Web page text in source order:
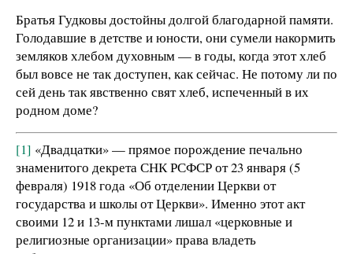
Братья Гудковы достойны долгой благодарной памяти.
Голодавшие в детстве и юности, они сумели накормить
земляков хлебом духовным — в годы, когда этот хлеб
был вовсе не так доступен, как сейчас. Не потому ли по
сей день так явственно свят хлеб, испеченный в их
родном доме?
[1] «Двадцатки» — прямое порождение печально
знаменитого декрета СНК РСФСР от 23 января (5
февраля) 1918 года «Об отделении Церкви от
государства и школы от Церкви». Именно этот акт
своими 12 и 13-м пунктами лишал «церковные и
религиозные организации» права владеть